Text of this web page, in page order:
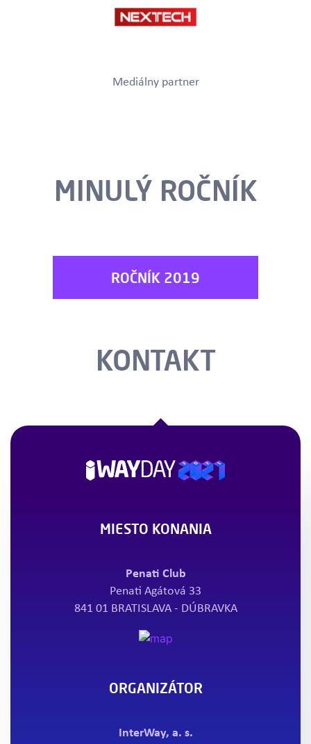
Mediálny partner
MINULÝ ROČNÍK
ROČNÍK 2019
KONTAKT
MIESTO KONANIA
Penati Club
Penati Agátová 33
841 01 BRATISLAVA - DÚBRAVKA
ORGANIZÁTOR
InterWay, a. s.